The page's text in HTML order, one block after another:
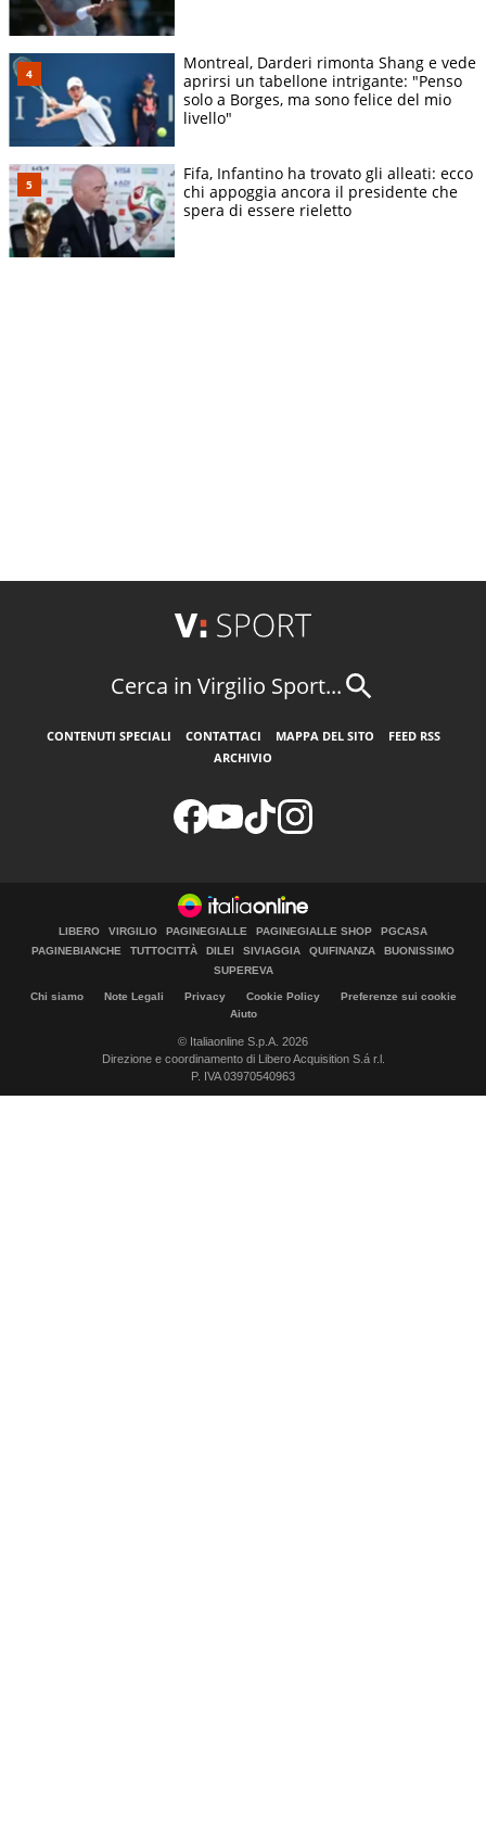
Montreal, Darderi rimonta Shang e vede
aprirsi un tabellone intrigante: "Penso
solo a Borges, ma sono felice del mio
livello"
Fifa, Infantino ha trovato gli alleati: ecco
chi appoggia ancora il presidente che
spera di essere rieletto
Cerca in Virgilio Sport...
CONTENUTI SPECIALI CONTATTACI MAPPA DEL SITO
FEED RSS
ARCHIVIO
LIBERO VIRGILIO PAGINEGIALLE PAGINEGIALLE SHOP
PGCASA
PAGINEBIANCHE
TUTTOCITTÀ DILEI SIVIAGGIA QUIFINANZA
BUONISSIMO
SUPEREVA
Chi siamo Note Legali Privacy Cookie Policy
Preferenze sui cookie
Aiuto
© Italiaonline S.p.A. 2026
Direzione e coordinamento di Libero Acquisition S.á r.l.
P. IVA 03970540963